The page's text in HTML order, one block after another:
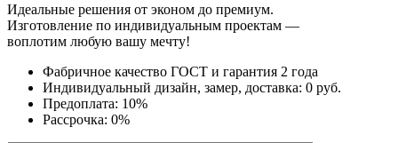
Идеальные решения от эконом до премиум.
Изготовление по индивидуальным проектам —
воплотим любую вашу мечту!
Фабричное качество ГОСТ и гарантия 2 года
Индивидуальный дизайн, замер, доставка: 0 руб.
Предоплата: 10%
Рассрочка: 0%